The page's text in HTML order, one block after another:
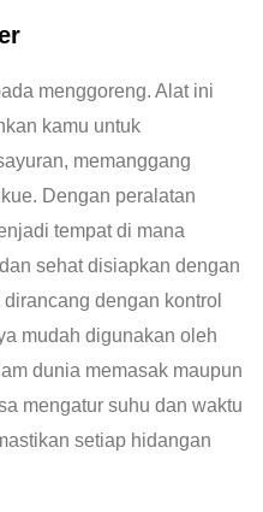
menggoreng. Alat ini
kamu untuk
memanggang
Dengan peralatan
tempat di mana
sehat disiapkan dengan
dengan kontrol
mudah digunakan oleh
dunia memasak maupun
mengatur suhu dan waktu
setiap hidangan